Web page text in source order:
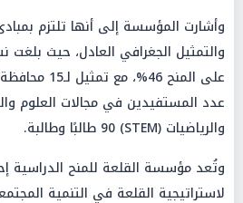
وأشارت المؤسسة إلى أنها تلتزم
والتمثيل الجغرافي العادل، حيث بلغت
عدد المستفيدين في مجالات العلوم
والرياضيات (STEM) 90 طالبًا وطالبة.
وتُعد مؤسسة القلعة للمنح الدراسية
لاستراتيجية القلعة في التنمية